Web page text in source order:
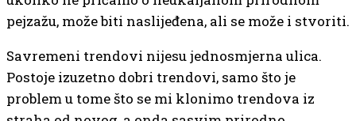
pejzažu, može biti naslijeđena, ali se može i stvoriti.
Savremeni trendovi nijesu jednosmjerna ulica.
Postoje izuzetno dobri trendovi, samo što je
problem u tome što se mi klonimo trendova iz